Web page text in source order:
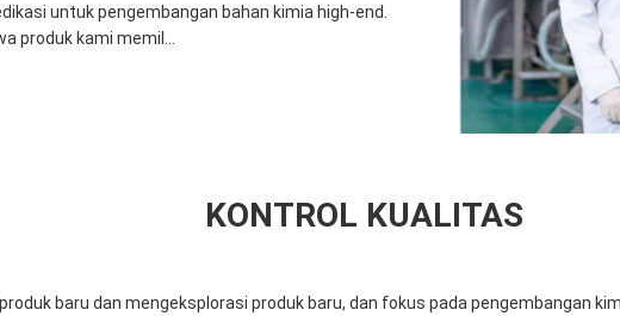
untuk pengembangan bahan kimia high-end.
produk kami memil...
KONTROL KUALITAS
baru dan mengeksplorasi produk baru, dan fokus pada pengembangan